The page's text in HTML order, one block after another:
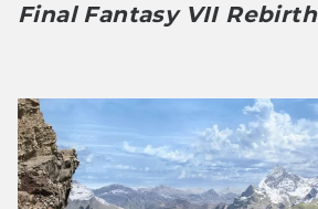
Final Fantasy VII Rebirth